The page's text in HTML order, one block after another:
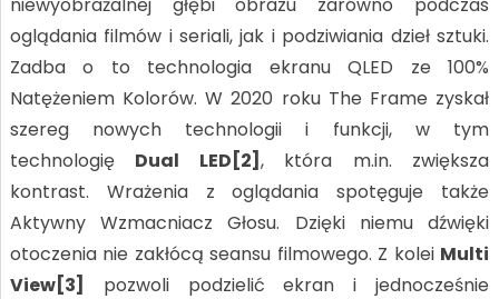
oglądania filmów i seriali, jak i podziwiania dzieł sztuki.
Zadba o to technologia ekranu QLED ze 100%
Natężeniem Kolorów. W 2020 roku The Frame zyskał
szereg nowych technologii i funkcji, w tym
technologię Dual LED[2] , która m.in. zwiększa
kontrast. Wrażenia z oglądania spotęguje także
Aktywny Wzmacniacz Głosu. Dzięki niemu dźwięki
otoczenia nie zakłócą seansu filmowego. Z kolei Multi
View[3]
pozwoli podzielić ekran i jednocześnie